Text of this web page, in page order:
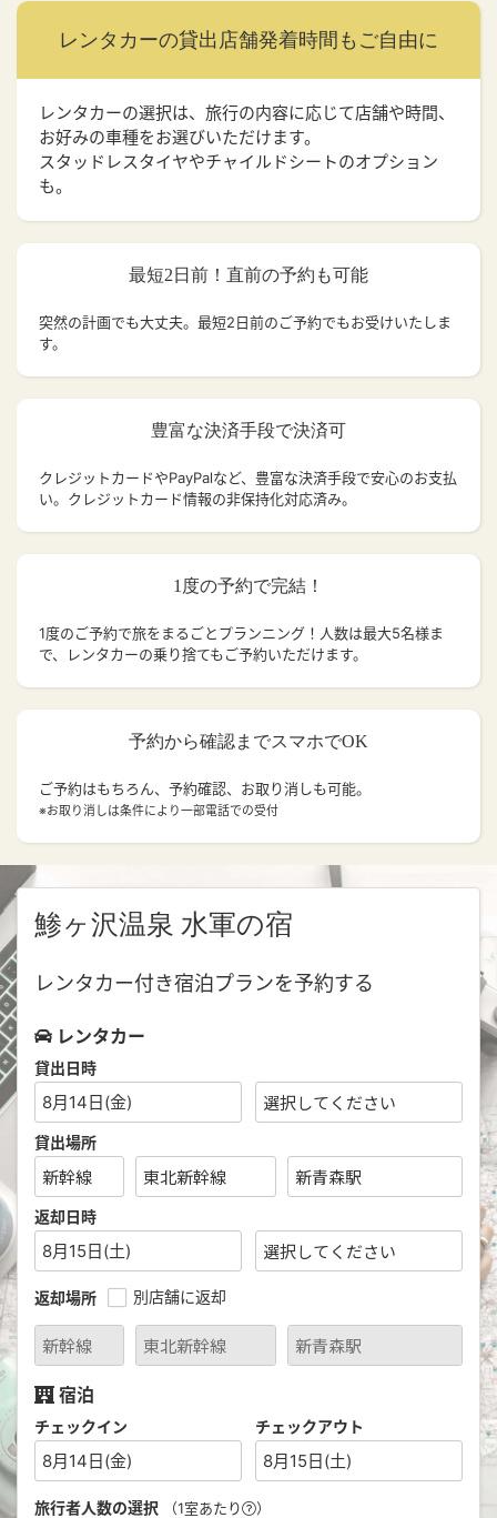
レンタカーの貸出店舗発着時間もご自由に
レンタカーの選択は、旅行の内容に応じて店舗や時間、
お好みの車種をお選びいただけます。
スタッドレスタイヤやチャイルドシートのオプション
も。
最短2日前！直前の予約も可能
突然の計画でも大丈夫。 最短2日前のご予約でもお受けいたしま
す。
豊富な決済手段で決済可
クレジットカードやPayPalなど、豊富な決済手段で安心のお支払
い。クレジットカード情報の非保持化対応済み。
1度の予約で完結！
1度のご予約で旅をまるごとプランニング！人数は最大5名様ま
で、レンタカーの乗り捨てもご予約いただけます。
予約から確認までスマホでOK
ご予約はもちろん、予約確認、お取り消しも可能。
※お取り消しは条件により一部電話での受付
鯵ヶ沢温泉 水軍の宿
レンタカー付き宿泊プランを予約する
レンタカー
貸出日時
8月14日(金)
貸出場所
返却日時
8月15日(土)
返却場所 別店舗に返却
宿泊
チェックイン
8月14日(金)
チェックアウト
8月15日(土)
旅行者人数の選択 （1室あたり ）